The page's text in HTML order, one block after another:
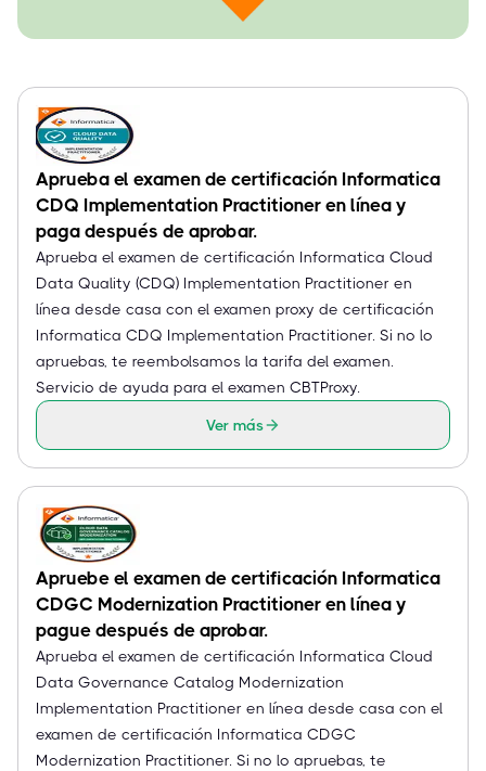
Aprueba el examen de certificación Informatica
CDQ Implementation Practitioner en línea y
paga después de aprobar.
Aprueba el examen de certificación Informatica Cloud
Data Quality (CDQ) Implementation Practitioner en
línea desde casa con el examen proxy de certificación
Informatica CDQ Implementation Practitioner. Si no lo
apruebas, te reembolsamos la tarifa del examen.
Servicio de ayuda para el examen CBTProxy.
Ver más
Apruebe el examen de certificación Informatica
CDGC Modernization Practitioner en línea y
pague después de aprobar.
Aprueba el examen de certificación Informatica Cloud
Data Governance Catalog Modernization
Implementation Practitioner en línea desde casa con el
examen de certificación Informatica CDGC
Modernization Practitioner. Si no lo apruebas, te